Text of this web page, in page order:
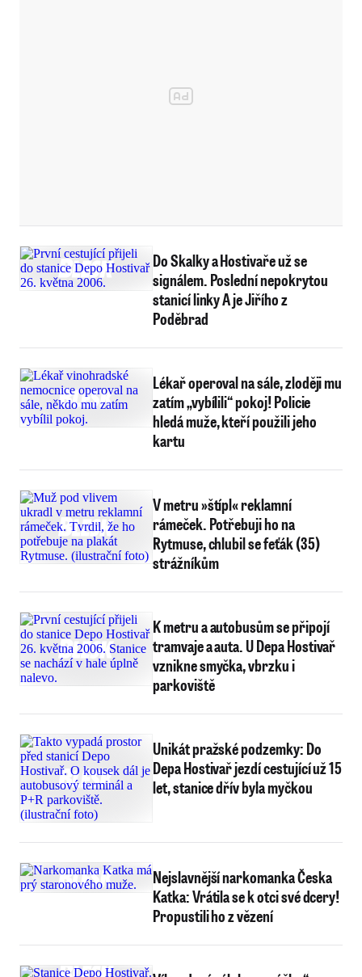
Do Skalky a Hostivaře už se
signálem. Poslední nepokrytou
stanicí linky A je Jiřího z
Poděbrad
Lékař operoval na sále, zloději mu
zatím „vybílili“ pokoj! Policie
hledá muže, kteří použili jeho
kartu
V metru »štípl« reklamní
rámeček. Potřebuji ho na
Rytmuse, chlubil se feťák (35)
strážníkům
K metru a autobusům se připojí
tramvaje a auta. U Depa Hostivař
vznikne smyčka, vbrzku i
parkoviště
Unikát pražské podzemky: Do
Depa Hostivař jezdí cestující už 15
let, stanice dřív byla myčkou
Nejslavnější narkomanka Česka
Katka: Vrátila se k otci své dcery!
Propustili ho z vězení